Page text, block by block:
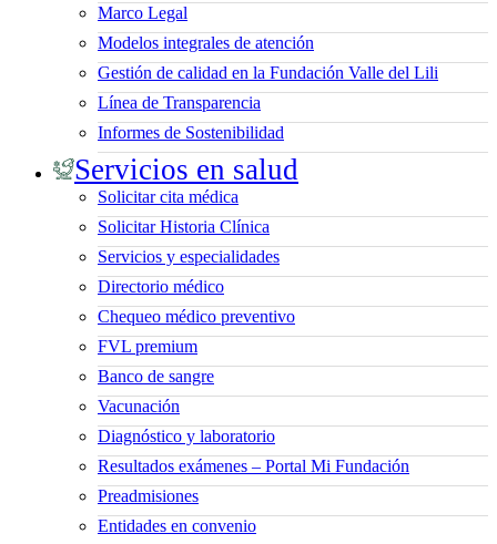
Marco Legal
Modelos integrales de atención
Gestión de calidad en la Fundación Valle del Lili
Línea de Transparencia
Informes de Sostenibilidad
Servicios en salud
Solicitar cita médica
Solicitar Historia Clínica
Servicios y especialidades
Directorio médico
Chequeo médico preventivo
FVL premium
Banco de sangre
Vacunación
Diagnóstico y laboratorio
Resultados exámenes – Portal Mi Fundación
Preadmisiones
Entidades en convenio